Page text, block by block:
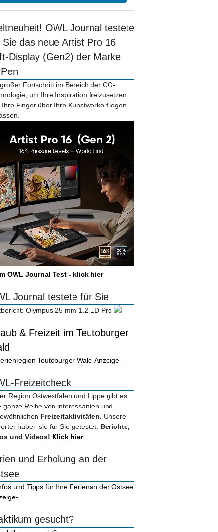
OWL Journal testete
Sie das neue Artist Pro 16
Display (Gen2) der Marke
Fortschritt im Bereich der CG-
um Ihre Inspiration freizusetzen
Ihre Finger über Ihre Kunstwerke fliegen
OWL Journal Test - klick hier
Journal testete für Sie
Olympus 25 mm 1.2 ED Pro
& Freizeit im Teutoburger
-Anzeige-
Freizeitcheck
Region Ostwestfalen und Lippe gibt es
ganze Reihe von interessanten und
Freizeitaktivitäten. Unsere
haben sie für Sie getestet. Berichte,
und Videos! Klick hier
und Erholung an der
gesucht?